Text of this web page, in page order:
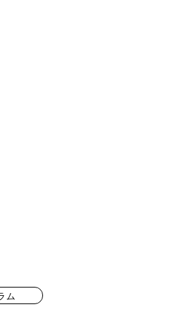
ム